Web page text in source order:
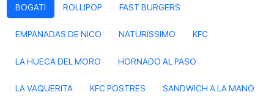
BOGATI ROLLIPOP FAST BURGERS
EMPANADAS DE NICO NATURÍSSIMO KFC
LA HUECA DEL MORO HORNADO AL PASO
LA VAQUERITA KFC POSTRES SANDWICH A LA MANO